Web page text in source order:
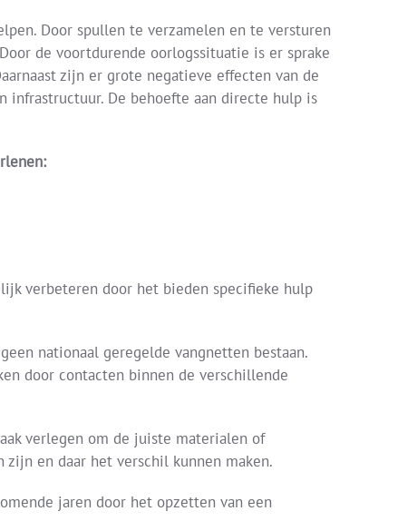
Door spullen te verzamelen en te versturen
de voortdurende oorlogssituatie is er sprake
zijn er grote negatieve effecten van de
infrastructuur. De behoefte aan directe hulp is
verbeteren door het bieden specifieke hulp
nationaal geregelde vangnetten bestaan.
door contacten binnen de verschillende
verlegen om de juiste materialen of
en daar het verschil kunnen maken.
jaren door het opzetten van een